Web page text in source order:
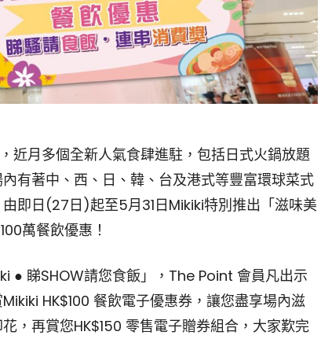
近月多個全新人氣食肆進駐，包括日式火鍋放題
有著中、西、日、韓、台及港式等豐富環球菜式
即日(27日)起至5月31日Mikiki特別推出「滋味美
萬餐飲優惠！
● 睇SHOW請您食飯」，The Point 會員凡出示
HK$100 餐飲電子優惠券，讓您盡享場內滋
，再賞您HK$150 零售電子贈券組合，大家歎完